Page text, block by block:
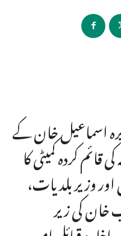
اسماعیل خان کے
قائم کردہ کمیٹی کا
وزیر بلدیات،
خان کی زیر